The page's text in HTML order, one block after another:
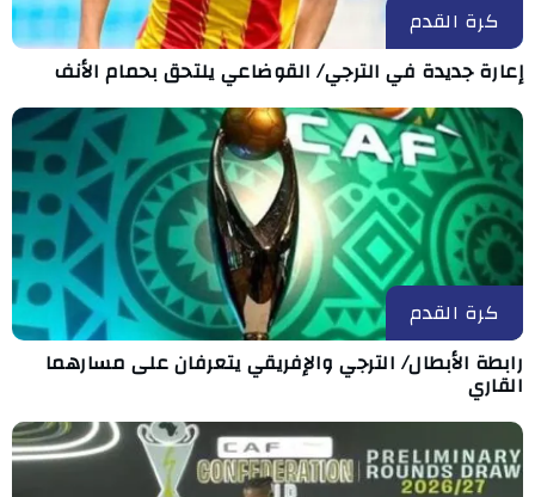
كرة القدم
إعارة جديدة في الترجي/ القوضاعي يلتحق بحمام الأنف
كرة القدم
رابطة الأبطال/ الترجي والإفريقي يتعرفان على مسارهما
القاري